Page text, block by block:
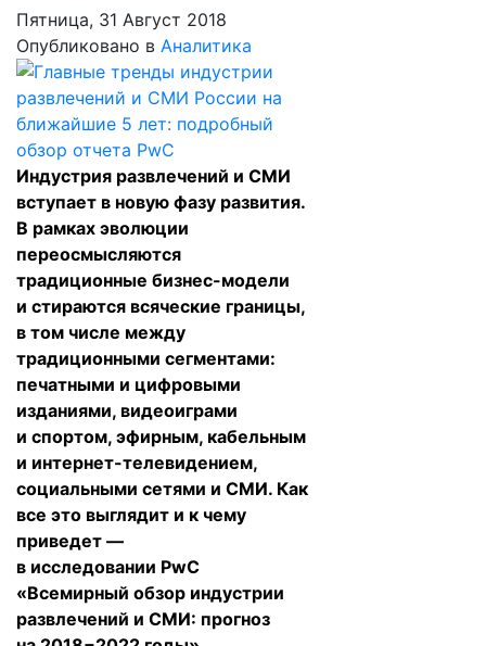
Пятница, 31 Август 2018
Опубликовано в Аналитика
Индустрия развлечений и СМИ
вступает в новую фазу развития.
В рамках эволюции
переосмысляются
традиционные бизнес-модели
и стираются всяческие границы,
в том числе между
традиционными сегментами:
печатными и цифровыми
изданиями, видеоиграми
и спортом, эфирным, кабельным
и интернет-телевидением,
социальными сетями и СМИ. Как
все это выглядит и к чему
приведет —
в исследовании PwC
«Всемирный обзор индустрии
развлечений и СМИ: прогноз